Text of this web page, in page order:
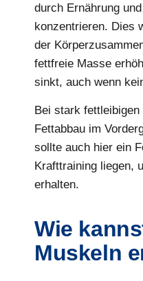
durch Ernährung
konzentrieren. Dies
der
fettfreie Masse
sinkt, auch wenn
Bei stark
Fettabbau im
sollte auch hier ein
Krafttraining liegen,
erhalten.
Wie
Muskeln